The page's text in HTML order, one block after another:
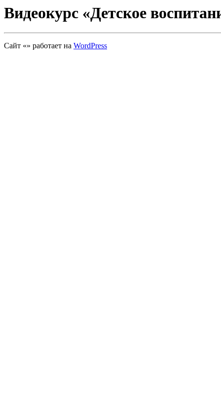
Видеокурс «Детское
Сайт «» работает на WordPress